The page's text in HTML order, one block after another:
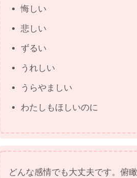
悔しい
悲しい
ずるい
うれしい
うらやましい
わたしもほしいのに
どんな感情でも大丈夫です。俯